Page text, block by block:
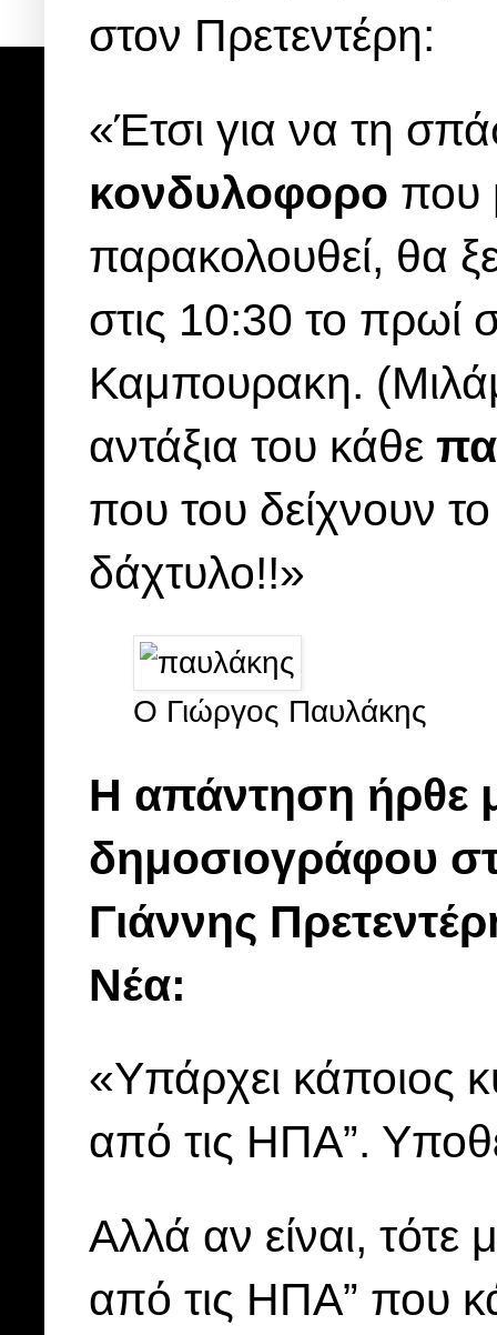
στον Πρετεντέρη:
«Έτσι για να τη
κονδυλοφορο που
παρακολουθεί, θα
στις 10:30 το πρωί
Καμπουρακη.
αντάξια του κάθε
που του δείχνουν το
δάχτυλο!!»
Ο Γιώργος Παυλάκης
Η απάντηση ήρθε
δημοσιογράφου
Γιάννης
Νέα:
«Υπάρχει κάποιος
από τις ΗΠΑ”.
Αλλά αν είναι, τότε
από τις ΗΠΑ” που